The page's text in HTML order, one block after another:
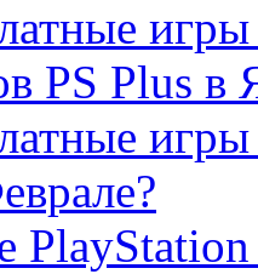
PS Plus в
PlayStation